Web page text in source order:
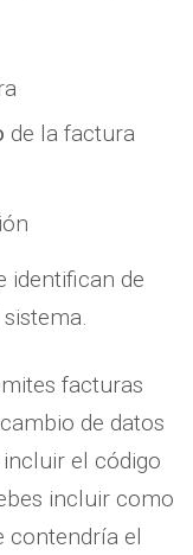
de la factura
identifican de
facturas
de datos
el código
incluir como
contendría el